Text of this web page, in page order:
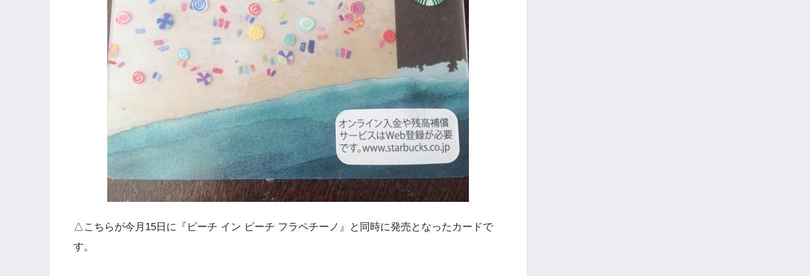
△こちらが今月15日に『ピーチ イン ピーチ フラペチーノ』と同時に発売となったカードで
す。